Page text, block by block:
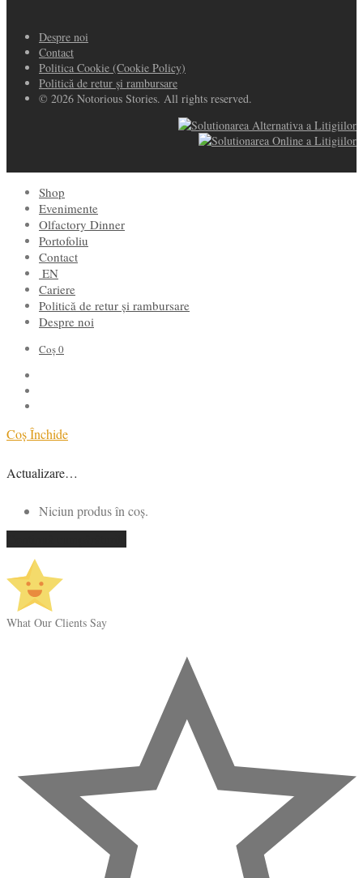
Despre noi
Contact
Politica Cookie (Cookie Policy)
Politică de retur și rambursare
© 2026 Notorious Stories. All rights reserved.
Shop
Evenimente
Olfactory Dinner
Portofoliu
Contact
EN
Cariere
Politică de retur și rambursare
Despre noi
Coș0
CoșÎnchide
Actualizare…
Niciun produs în coș.
What Our Clients Say